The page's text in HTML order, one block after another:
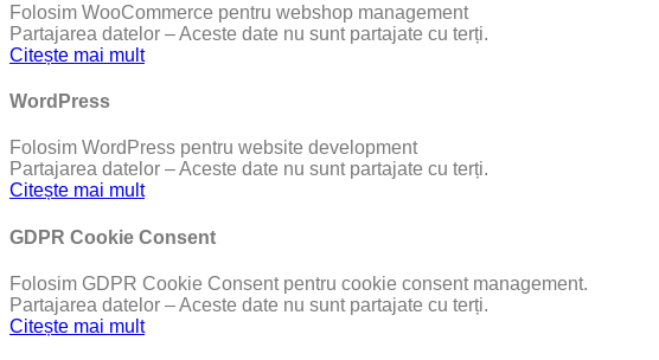
Folosim WooCommerce pentru webshop management
Partajarea datelor – Aceste date nu sunt partajate cu terți.
Citește mai mult
WordPress
Folosim WordPress pentru website development
Partajarea datelor – Aceste date nu sunt partajate cu terți.
Citește mai mult
GDPR Cookie Consent
Folosim GDPR Cookie Consent pentru cookie consent management.
Partajarea datelor – Aceste date nu sunt partajate cu terți.
Citește mai mult